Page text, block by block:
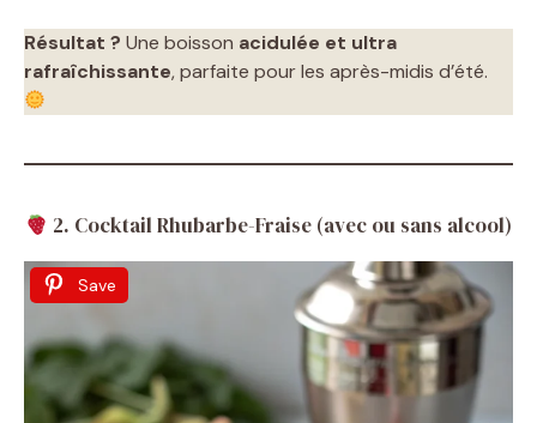
d
e
o
Résultat ? Une boisson acidulée et ultra
rafraîchissante, parfaite pour les après-midis d’été.
2. Cocktail Rhubarbe-Fraise (avec ou sans alcool)
Save